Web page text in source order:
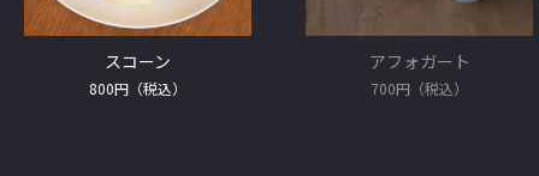
スコーン
800円（税込）
アフォガート
700円（税込）